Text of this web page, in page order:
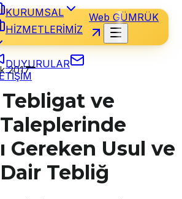
KURUMSAL
HİZMETLERİMİZ
DUYURULAR
Web GÜMRÜK
2017
Tebligat ve
Gereken Usul ve
Tebliğ